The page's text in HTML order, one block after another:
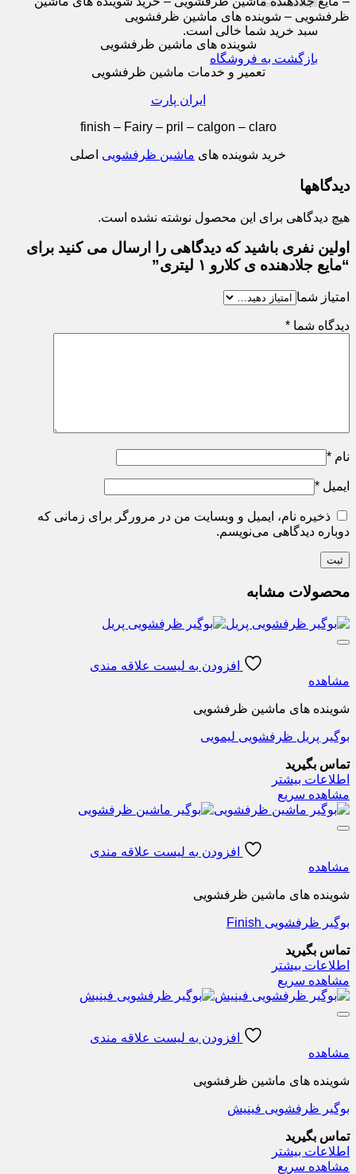
سبد خرید شما خالی است.
بازگشت به فروشگاه
ظرفشویی – شوینده های ماشین ظرفشویی
شوینده های ماشین ظرفشویی
تعمیر و خدمات ماشین ظرفشویی
ایران پارت
finish – Fairy – pril – calgon – claro
خرید شوینده های ماشین ظرفشویی اصلی
دیدگاهها
هیچ دیدگاهی برای این محصول نوشته نشده است.
اولین نفری باشید که دیدگاهی را ارسال می کنید برای
“مایع جلادهنده ی کلارو ۱ لیتری”
امتیاز شما
دیدگاه شما *
نام *
ایمیل *
ذخیره نام، ایمیل و وبسایت من در مرورگر برای زمانی که
دوباره دیدگاهی می‌نویسم.
محصولات مشابه
افزودن به لیست علاقه مندی
مشاهده
شوینده های ماشین ظرفشویی
بوگیر پریل ظرفشویی لیمویی
تماس بگیرید
اطلاعات بیشتر
مشاهده سریع
افزودن به لیست علاقه مندی
مشاهده
شوینده های ماشین ظرفشویی
بوگیر ظرفشویی Finish
تماس بگیرید
اطلاعات بیشتر
مشاهده سریع
افزودن به لیست علاقه مندی
مشاهده
شوینده های ماشین ظرفشویی
بوگیر ظرفشویی فینیش
تماس بگیرید
اطلاعات بیشتر
مشاهده سریع